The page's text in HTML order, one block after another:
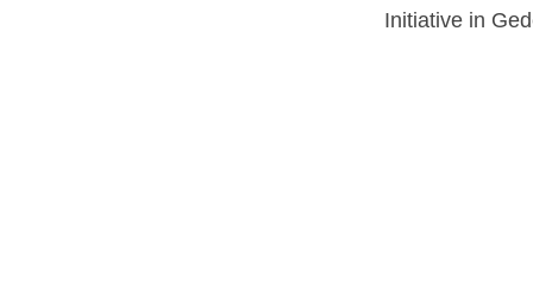
Initiative in